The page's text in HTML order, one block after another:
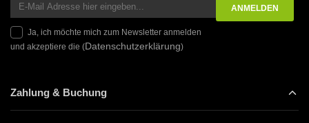
Ja, ich möchte mich zum Newsletter anmelden
und akzeptiere die (Datenschutzerklärung)
Zahlung & Buchung